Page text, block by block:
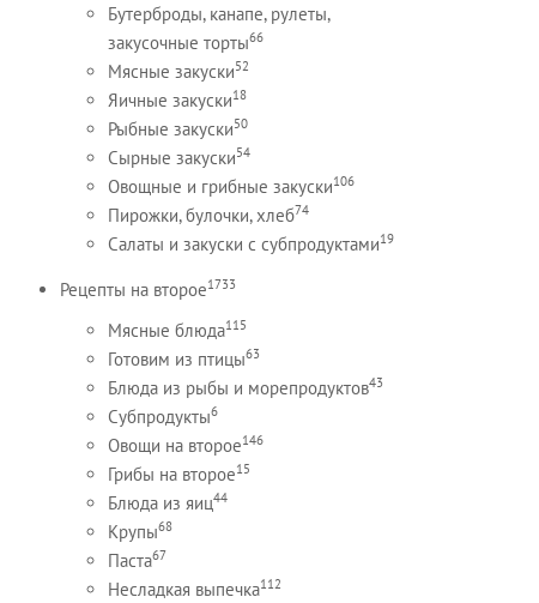
Бутерброды, канапе, рулеты,
закусочные торты66
Мясные закуски52
Яичные закуски18
Рыбные закуски50
Сырные закуски54
Овощные и грибные закуски106
Пирожки, булочки, хлеб74
Салаты и закуски с субпродуктами19
Рецепты на второе1733
Мясные блюда115
Готовим из птицы63
Блюда из рыбы и морепродуктов43
Субпродукты6
Овощи на второе146
Грибы на второе15
Блюда из яиц44
Крупы68
Паста67
Несладкая выпечка112